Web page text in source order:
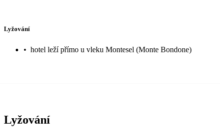
Lyžování
• hotel leží přímo u vleku Montesel (Monte Bondone)
Lyžování